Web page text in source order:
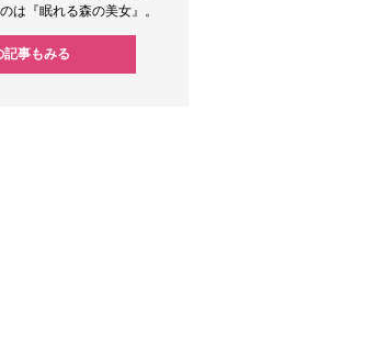
は『眠れる森の美女』。
記事もみる